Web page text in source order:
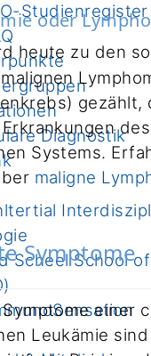
Studienregister
Diagnostik
Scheel School
oder
heute zu den so
gezählt,
des
Systems.
maligne
Symptome
einer
Leukämie